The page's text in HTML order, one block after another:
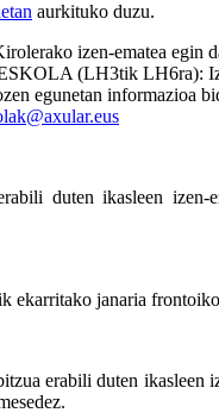
aurkituko duzu.
izen-ematea egin
(LH3tik LH6ra):
egunetan informazioa
duten ikasleen
janaria
erabili duten